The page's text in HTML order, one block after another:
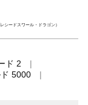
レシードスワール・ドラゴン）
ド 2
5000